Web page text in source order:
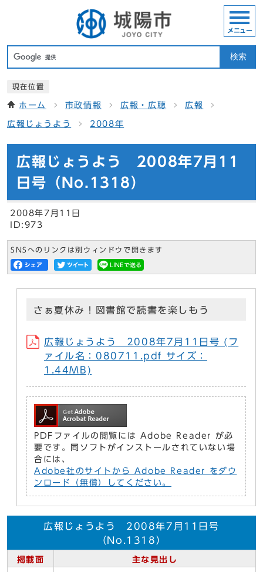
検索
メニュー
現在位置
ホーム 市政情報 広報・広聴 広報
広報じょうよう 2008年
広報じょうよう 2008年7月11
日号（No.1318）
2008年7月11日
ID:973
SNSへのリンクは別ウィンドウで開きます
さぁ夏休み！図書館で読書を楽しもう
広報じょうよう 2008年7月11日号 (フ
ァイル名：080711.pdf サイズ：
1.44MB)
PDFファイルの閲覧には Adobe Reader が必
要です。同ソフトがインストールされていない場
合には、
Adobe社のサイトから Adobe Reader をダウ
ンロード（無償）してください。
広報じょうよう 2008年7月11日号
（No.1318）
掲載面 主な見出し